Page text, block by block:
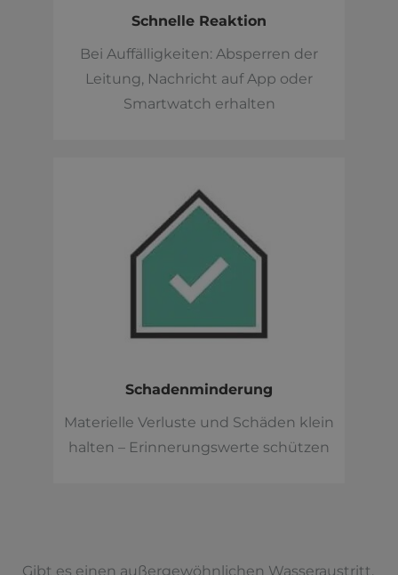
Schnelle Reaktion
Bei Auffälligkeiten: Absperren der
Leitung, Nachricht auf App oder
Smartwatch erhalten
Schadenminderung
Materielle Verluste und Schäden klein
halten – Erinnerungswerte schützen
Gibt es einen außergewöhnlichen Wasseraustritt,